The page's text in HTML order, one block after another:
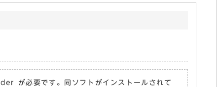
が必要です。同ソフトがインストールされて